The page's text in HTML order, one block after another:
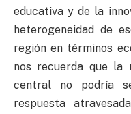
educativa y de la
heterogeneidad de
región en términos
nos recuerda que la
central no podría
respuesta